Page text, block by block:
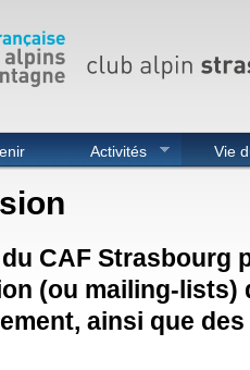
Activités Vie
CAF Strasbourg
(ou mailing-lists)
ainsi que